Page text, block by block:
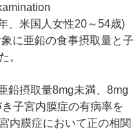
、米国人女性20～54歳)
に亜鉛の食事摂取量と子
。
鉛摂取量8mg未満、8mg
子宮内膜症の有病率を
内膜症において正の相関